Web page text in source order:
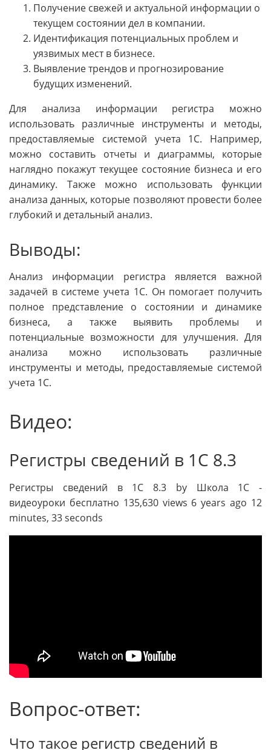
Получение свежей и актуальной информации о
текущем состоянии дел в компании.
Идентификация потенциальных проблем и
уязвимых мест в бизнесе.
Выявление трендов и прогнозирование
будущих изменений.
Для анализа информации регистра можно
использовать различные инструменты и методы,
предоставляемые системой учета 1С. Например,
можно составить отчеты и диаграммы, которые
наглядно покажут текущее состояние бизнеса и его
динамику. Также можно использовать функции
анализа данных, которые позволяют провести более
глубокий и детальный анализ.
Выводы:
Анализ информации регистра является важной
задачей в системе учета 1С. Он помогает получить
полное представление о состоянии и динамике
бизнеса, а также выявить проблемы и
потенциальные возможности для улучшения. Для
анализа можно использовать различные
инструменты и методы, предоставляемые системой
учета 1С.
Видео:
Регистры сведений в 1С 8.3
Регистры сведений в 1С 8.3 by Школа 1С -
видеоуроки бесплатно 135,630 views 6 years ago 12
minutes, 33 seconds
Вопрос-ответ:
Что такое регистр сведений в